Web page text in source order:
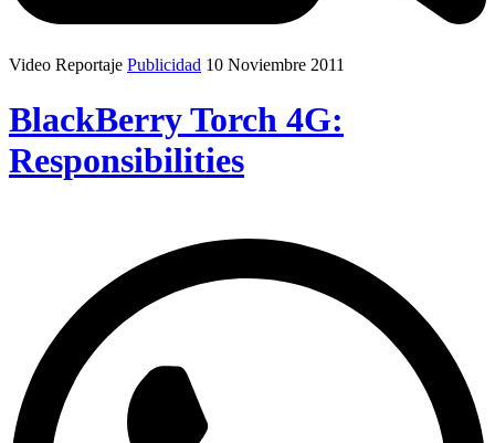
Video Reportaje Publicidad 10 Noviembre 2011
BlackBerry Torch 4G:
Responsibilities